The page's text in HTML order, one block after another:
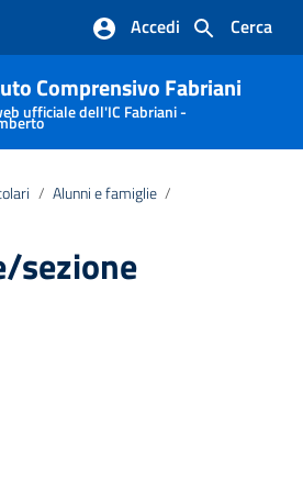
Cerca
Accedi
Comprensivo Fabriani
ufficiale dell'IC Fabriani -
/ Alunni e famiglie /
sezione